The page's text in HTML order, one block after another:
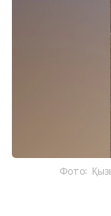
Фото: